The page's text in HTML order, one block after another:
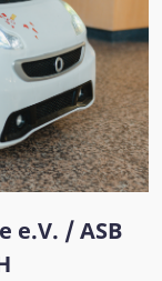
e.V. / ASB